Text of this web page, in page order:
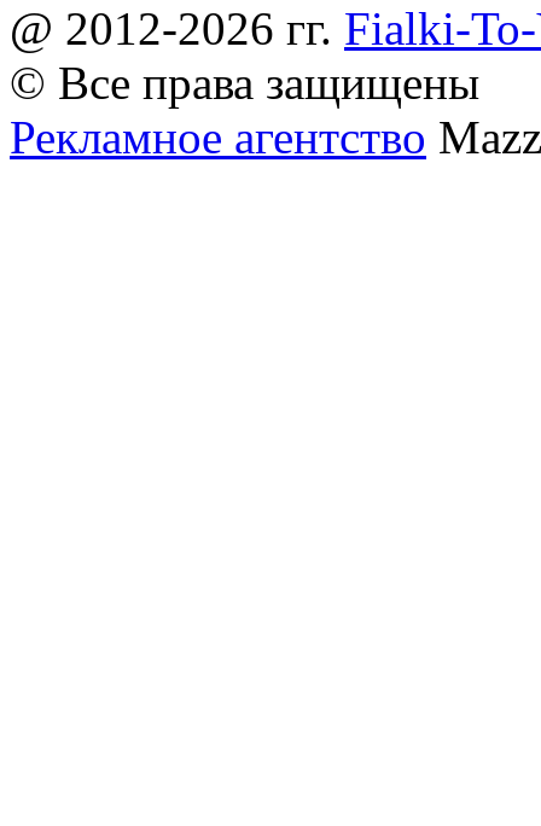
@ 2012-2026 гг. Fialki-
© Все права защищены
Рекламное агентство